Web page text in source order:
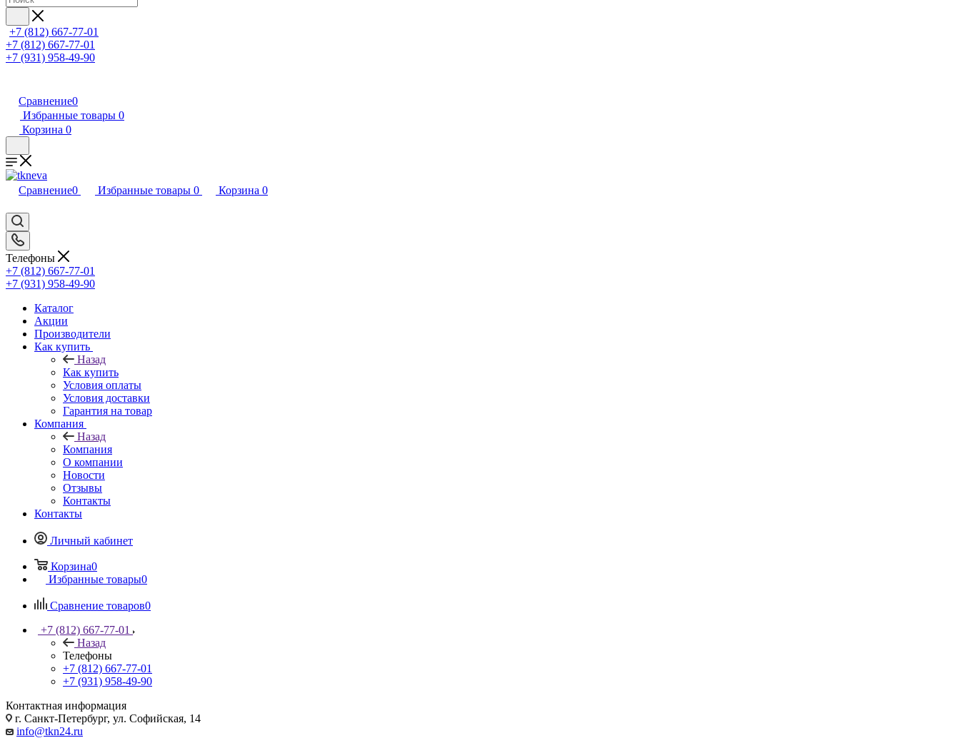
+7 (812) 667-77-01
+7 (812) 667-77-01
+7 (931) 958-49-90
Сравнение0
Избранные товары 0
Корзина 0
Сравнение0 Избранные товары 0 Корзина 0
Телефоны
+7 (812) 667-77-01
+7 (931) 958-49-90
Каталог
Акции
Производители
Как купить
Назад
Как купить
Условия оплаты
Условия доставки
Гарантия на товар
Компания
Назад
Компания
О компании
Новости
Отзывы
Контакты
Контакты
Личный кабинет
Корзина0
Избранные товары0
Сравнение товаров0
+7 (812) 667-77-01
Назад
Телефоны
+7 (812) 667-77-01
+7 (931) 958-49-90
Контактная информация
г. Санкт-Петербург, ул. Софийская, 14
info@tkn24.ru